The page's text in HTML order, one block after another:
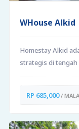
WHouse Alkid
Homestay Alkid
strategis di tengah
RP 685,000/